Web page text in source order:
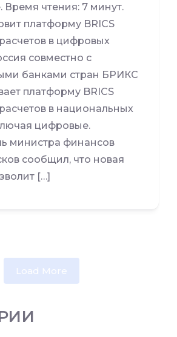
Время чтения: 7 минут.
платформу BRICS
в цифровых
совместно с
банками стран БРИКС
платформу BRICS
в национальных
цифровые.
министра финансов
сообщил, что новая
[…]
Load More